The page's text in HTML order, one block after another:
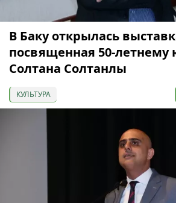
В Баку открылась
посвященная 50-
Солтана Солтанлы
КУЛЬТУРА